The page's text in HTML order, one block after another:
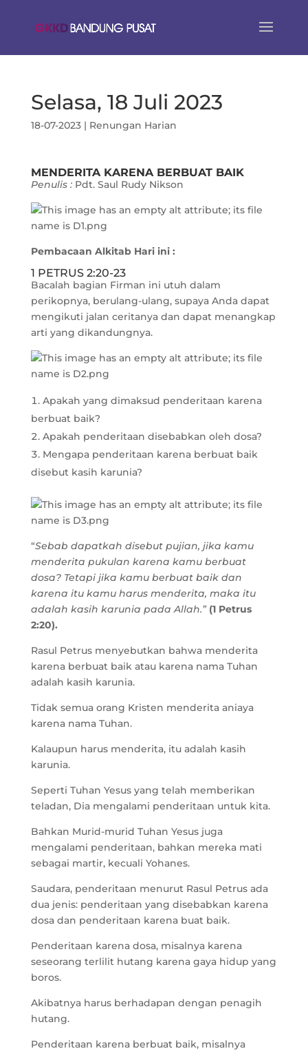
Selasa, 18 Juli 2023
18-07-2023| Renungan Harian
MENDERITA KARENA BERBUAT BAIK
Penulis : Pdt. Saul Rudy Nikson
Pembacaan Alkitab Hari ini :
1 PETRUS 2:20-23
Bacalah bagian Firman ini utuh dalam
perikopnya, berulang-ulang, supaya Anda dapat
mengikuti jalan ceritanya dan dapat menangkap
arti yang dikandungnya.
Apakah yang dimaksud penderitaan karena
berbuat baik?
Apakah penderitaan disebabkan oleh dosa?
Mengapa penderitaan karena berbuat baik
disebut kasih karunia?
“Sebab dapatkah disebut pujian, jika kamu
menderita pukulan karena kamu berbuat
dosa? Tetapi jika kamu berbuat baik dan
karena itu kamu harus menderita, maka itu
adalah kasih karunia pada Allah.” (1 Petrus
2:20).
Rasul Petrus menyebutkan bahwa menderita
karena berbuat baik atau karena nama Tuhan
adalah kasih karunia.
Tidak semua orang Kristen menderita aniaya
karena nama Tuhan.
Kalaupun harus menderita, itu adalah kasih
karunia.
Seperti Tuhan Yesus yang telah memberikan
teladan, Dia mengalami penderitaan untuk kita.
Bahkan Murid-murid Tuhan Yesus juga
mengalami penderitaan, bahkan mereka mati
sebagai martir, kecuali Yohanes.
Saudara, penderitaan menurut Rasul Petrus ada
dua jenis: penderitaan yang disebabkan karena
dosa dan penderitaan karena buat baik.
Penderitaan karena dosa, misalnya karena
seseorang terlilit hutang karena gaya hidup yang
boros.
Akibatnya harus berhadapan dengan penagih
hutang.
Penderitaan karena berbuat baik, misalnya